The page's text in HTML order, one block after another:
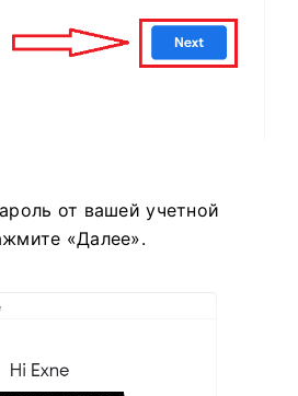
от вашей учетной
«Далее».